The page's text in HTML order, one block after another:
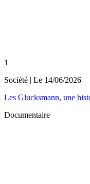
1
Société | Le 14/06/2026
Les Glucksmann, une
Documentaire